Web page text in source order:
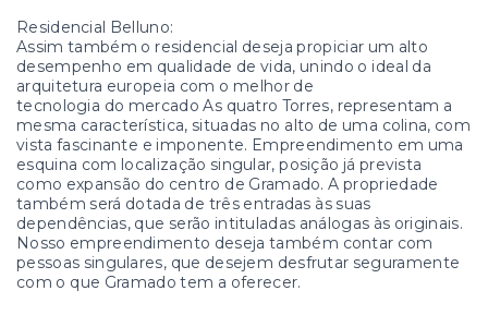
Residencial Belluno:
Assim também o residencial deseja propiciar um alto
desempenho em qualidade de vida, unindo o ideal da
arquitetura europeia com o melhor de
tecnologia do mercado As quatro Torres, representam a
mesma característica, situadas no alto de uma colina, com
vista fascinante e imponente. Empreendimento em uma
esquina com localização singular, posição já prevista
como expansão do centro de Gramado. A propriedade
também será dotada de três entradas às suas
dependências, que serão intituladas análogas às originais.
Nosso empreendimento deseja também contar com
pessoas singulares, que desejem desfrutar seguramente
com o que Gramado tem a oferecer.